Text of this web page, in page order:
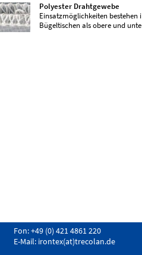
Polyester Drahtgewebe
Einsatzmöglichkeiten bestehen
Bügeltischen als obere und
Fon: +49 (0) 421 4861 220
E-Mail: irontex(at)trecolan.de